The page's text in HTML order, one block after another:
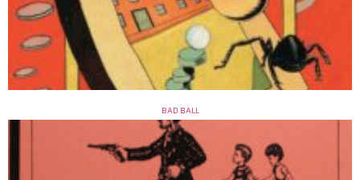
BAD BALL